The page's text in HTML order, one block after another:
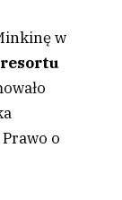
w
o